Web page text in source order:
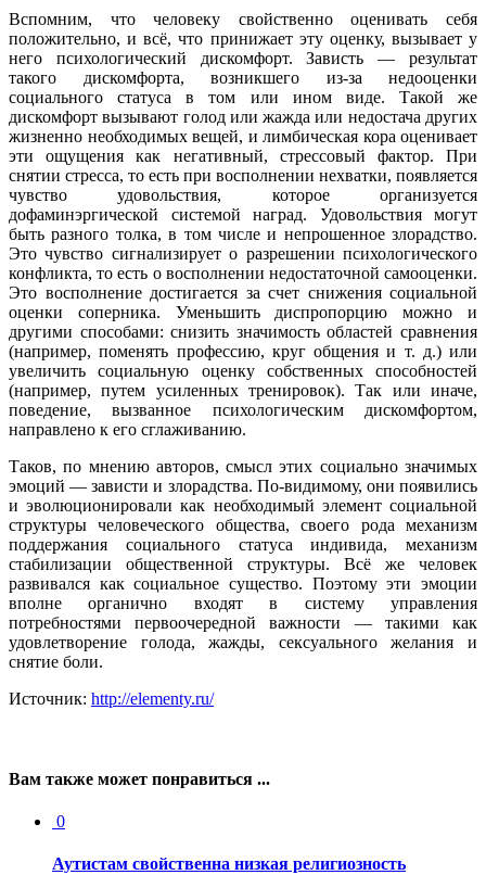
Вспомним, что человеку свойственно оценивать себя
положительно, и всё, что принижает эту оценку, вызывает у
него психологический дискомфорт. Зависть — результат
такого дискомфорта, возникшего из-за недооценки
социального статуса в том или ином виде. Такой же
дискомфорт вызывают голод или жажда или недостача других
жизненно необходимых вещей, и лимбическая кора оценивает
эти ощущения как негативный, стрессовый фактор. При
снятии стресса, то есть при восполнении нехватки, появляется
чувство удовольствия, которое организуется
дофаминэргической системой наград. Удовольствия могут
быть разного толка, в том числе и непрошенное злорадство.
Это чувство сигнализирует о разрешении психологического
конфликта, то есть о восполнении недостаточной самооценки.
Это восполнение достигается за счет снижения социальной
оценки соперника. Уменьшить диспропорцию можно и
другими способами: снизить значимость областей сравнения
(например, поменять профессию, круг общения и т. д.) или
увеличить социальную оценку собственных способностей
(например, путем усиленных тренировок). Так или иначе,
поведение, вызванное психологическим дискомфортом,
направлено к его сглаживанию.
Таков, по мнению авторов, смысл этих социально значимых
эмоций — зависти и злорадства. По-видимому, они появились
и эволюционировали как необходимый элемент социальной
структуры человеческого общества, своего рода механизм
поддержания социального статуса индивида, механизм
стабилизации общественной структуры. Всё же человек
развивался как социальное существо. Поэтому эти эмоции
вполне органично входят в систему управления
потребностями первоочередной важности — такими как
удовлетворение голода, жажды, сексуального желания и
снятие боли.
Источник: http://elementy.ru/
Вам также может понравиться ...
0
Аутистам свойственна низкая религиозность